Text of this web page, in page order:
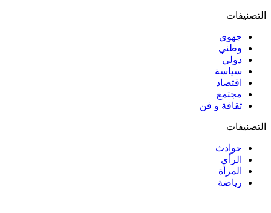
التصنيفات
جهوي
وطني
دولي
سياسة
اقتصاد
مجتمع
ثقافة و فن
التصنيفات
حوادث
الرأي
المرأة
رياضة